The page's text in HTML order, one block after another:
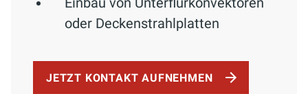
oder Deckenstrahlplatten
JETZT KONTAKT AUFNEHMEN